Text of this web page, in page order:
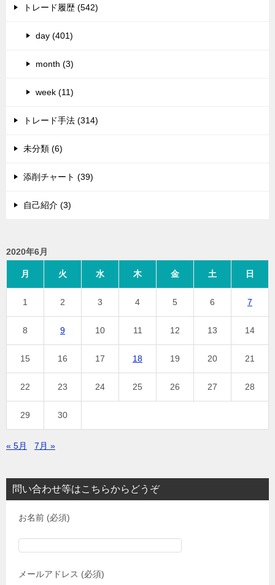
トレード履歴 (542)
day (401)
month (3)
week (11)
トレード手法 (314)
未分類 (6)
添削チャート (39)
自己紹介 (3)
2020年6月
月 火 水 木 金 土 日
1 2 3 4 5 6 7
8 9 10 11 12 13 14
15 16 17 18 19 20 21
22 23 24 25 26 27 28
29 30
« 5月 7月 »
問い合わせ等はこちらからどうぞ
お名前 (必須)
メールアドレス (必須)